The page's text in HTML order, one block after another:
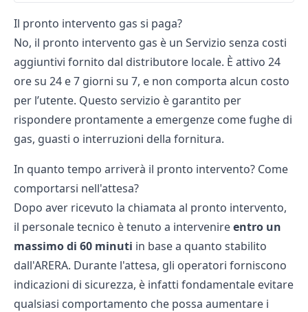
Il pronto intervento gas si paga?
No, il pronto intervento gas è un Servizio senza costi
aggiuntivi fornito dal distributore locale. È attivo 24
ore su 24 e 7 giorni su 7, e non comporta alcun costo
per l’utente. Questo servizio è garantito per
rispondere prontamente a emergenze comefughe di
gas, guasti o interruzioni della fornitura.
In quanto tempo arriverà il pronto intervento? Come
comportarsi nell'attesa?
Dopo aver ricevuto la chiamata al pronto intervento,
il personale tecnico è tenuto a intervenireentro un
massimo di 60 minuti in base a quanto stabilito
dall'ARERA. Durante l'attesa, gli operatori forniscono
indicazioni di sicurezza, è infatti fondamentale evitare
qualsiasi comportamento che possa aumentare i